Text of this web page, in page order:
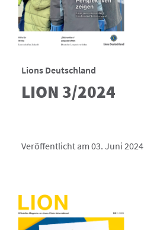
Lions Deutschland
LION 3/2024
Veröffentlicht am 03. Juni 2024